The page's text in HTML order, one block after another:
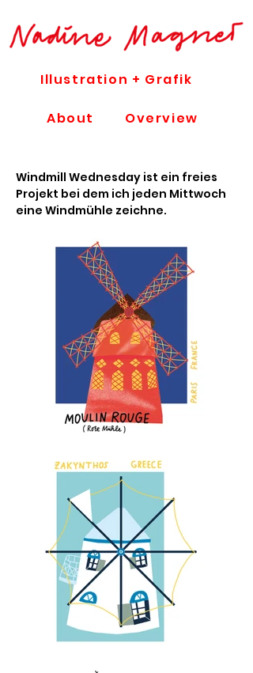
Illustration + Grafik
About Overview
Windmill Wednesday ist ein freies
Projekt bei dem ich jeden Mittwoch
eine Windmühle zeichne.